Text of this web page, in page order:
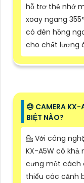
hỗ trợ thẻ nhớ
xoay ngang
có đèn hồng
cho chất lượng
😓 CAMERA
BIỆT NÀO?
💁 Với công
KX-A5W có
cưng một cách
thiểu các cảnh